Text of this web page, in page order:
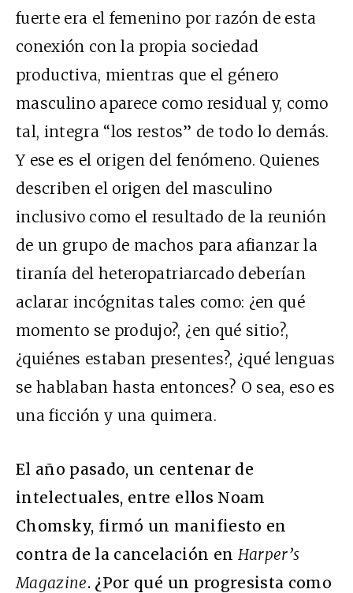
fuerte era el femenino por razón de esta
conexión con la propia sociedad
productiva, mientras que el género
masculino aparece como residual y, como
tal, integra “los restos” de todo lo demás.
Y ese es el origen del fenómeno. Quienes
describen el origen del masculino
inclusivo como el resultado de la reunión
de un grupo de machos para afianzar la
tiranía del heteropatriarcado deberían
aclarar incógnitas tales como: ¿en qué
momento se produjo?, ¿en qué sitio?,
¿quiénes estaban presentes?, ¿qué lenguas
se hablaban hasta entonces? O sea, eso es
una ficción y una quimera.
El año pasado, un centenar de
intelectuales, entre ellos Noam
Chomsky, firmó un manifiesto en
contra de la cancelación en Harper’s
Magazine. ¿Por qué un progresista como